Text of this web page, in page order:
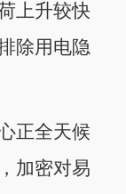
上升较快
除用电隐
正全天候
加密对易